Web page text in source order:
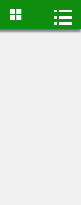
 首页
 